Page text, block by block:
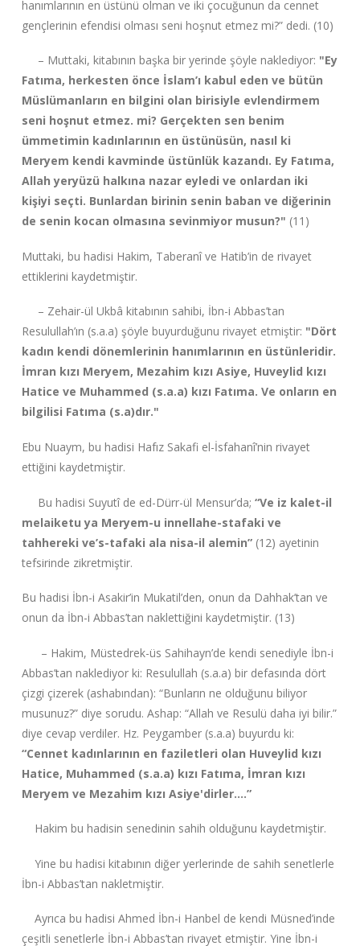
hanımlarının en üstünü olman ve iki çocuğunun da cennet
gençlerinin efendisi olması seni hoşnut etmez mi?” dedi. (10)
– Muttaki, kitabının başka bir yerinde şöyle naklediyor: "Ey
Fatıma, herkesten önce İslam’ı kabul eden ve bütün
Müslümanların en bilgini olan birisiyle evlendirmem
seni hoşnut etmez. mi? Gerçekten sen benim
ümmetimin kadınlarının en üstünüsün, nasıl ki
Meryem kendi kavminde üstünlük kazandı. Ey Fatıma,
Allah yeryüzü halkına nazar eyledi ve onlardan iki
kişiyi seçti. Bunlardan birinin senin baban ve diğerinin
de senin kocan olmasına sevinmiyor musun?" (11)
Muttaki, bu hadisi Hakim, Taberanî ve Hatib’in de rivayet
ettiklerini kaydetmiştir.
– Zehair-ül Ukbâ kitabının sahibi, İbn-i Abbas’tan
Resulullah’ın (s.a.a) şöyle buyurduğunu rivayet etmiştir: "Dört
kadın kendi dönemlerinin hanımlarının en üstünleridir.
İmran kızı Meryem, Mezahim kızı Asiye, Huveylid kızı
Hatice ve Muhammed (s.a.a) kızı Fatıma. Ve onların en
bilgilisi Fatıma (s.a)dır."
Ebu Nuaym, bu hadisi Hafız Sakafi el-İsfahanî’nin rivayet
ettiğini kaydetmiştir.
Bu hadisi Suyutî de ed-Dürr-ül Mensur’da; “Ve iz kalet-il
melaiketu ya Meryem-u innellahe-stafaki ve
tahhereki ve’s-tafaki ala nisa-il alemin”(12) ayetinin
tefsirinde zikretmiştir.
Bu hadisi İbn-i Asakir’in Mukatil’den, onun da Dahhak’tan ve
onun da İbn-i Abbas’tan naklettiğini kaydetmiştir. (13)
– Hakim, Müstedrek-üs Sahihayn’de kendi senediyle İbn-i
Abbas’tan naklediyor ki: Resulullah (s.a.a) bir defasında dört
çizgi çizerek (ashabından): “Bunların ne olduğunu biliyor
musunuz?” diye sorudu. Ashap: “Allah ve Resulü daha iyi bilir.”
diye cevap verdiler. Hz. Peygamber (s.a.a) buyurdu ki:
“Cennet kadınlarının en faziletleri olan Huveylid kızı
Hatice, Muhammed (s.a.a) kızı Fatıma, İmran kızı
Meryem ve Mezahim kızı Asiye'dirler….”
Hakim bu hadisin senedinin sahih olduğunu kaydetmiştir.
Yine bu hadisi kitabının diğer yerlerinde de sahih senetlerle
İbn-i Abbas’tan nakletmiştir.
Ayrıca bu hadisi Ahmed İbn-i Hanbel de kendi Müsned’inde
çeşitli senetlerle İbn-i Abbas’tan rivayet etmiştir. Yine İbn-i